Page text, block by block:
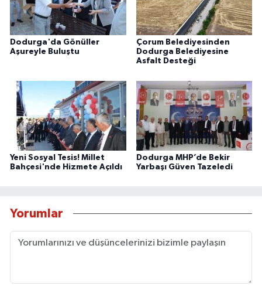
Dodurga'da Gönüller
Aşureyle Buluştu
Çorum Belediyesinden
Dodurga Belediyesine
Asfalt Desteği
Yeni Sosyal Tesis! Millet
Bahçesi'nde Hizmete Açıldı
Dodurga MHP’de Bekir
Yarbaşı Güven Tazeledi
Yorumlar